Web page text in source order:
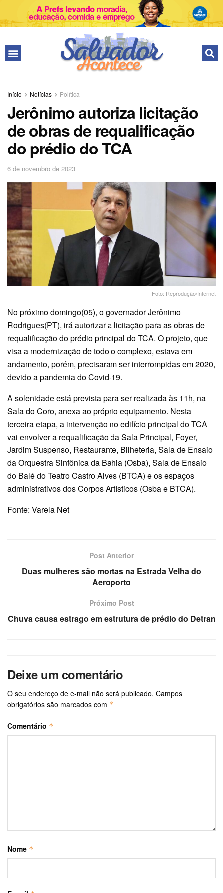
Início Notícias Política
Jerônimo autoriza licitação
de obras de requalificação
do prédio do TCA
6 de novembro de 2023
Foto: Reprodução/Internet
No próximo domingo(05), o governador Jerônimo
Rodrigues(PT), irá autorizar a licitação para as obras de
requalificação do prédio principal do TCA. O projeto, que
visa a modernização de todo o complexo, estava em
andamento, porém, precisaram ser interrompidas em 2020,
devido a pandemia do Covid-19.
A solenidade está prevista para ser realizada às 11h, na
Sala do Coro, anexa ao próprio equipamento. Nesta
terceira etapa, a intervenção no edifício principal do TCA
vai envolver a requalificação da Sala Principal, Foyer,
Jardim Suspenso, Restaurante, Bilheteria, Sala de Ensaio
da Orquestra Sinfônica da Bahia (Osba), Sala de Ensaio
do Balé do Teatro Castro Alves (BTCA) e os espaços
administrativos dos Corpos Artísticos (Osba e BTCA).
Fonte: Varela Net
Post Anterior
Duas mulheres são mortas na Estrada Velha do
Aeroporto
Próximo Post
Chuva causa estrago em estrutura de prédio do Detran
Deixe um comentário
O seu endereço de e-mail não será publicado. Campos
obrigatórios são marcados com *
Comentário *
Nome *